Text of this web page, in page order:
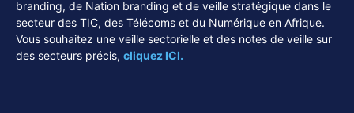
branding, de Nation branding et de veille stratégique dans le
secteur des TIC, des Télécoms et du Numérique en Afrique.
Vous souhaitez une veille sectorielle et des notes de veille sur
des secteurs précis, cliquez ICI.